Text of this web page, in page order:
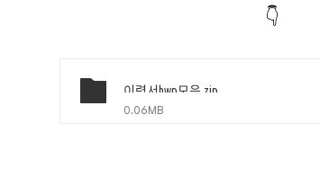
👇
이력서hwp모음.zip
0.06MB